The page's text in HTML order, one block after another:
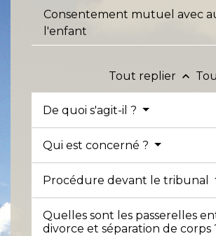
Consentement mutuel avec
l'enfant
Tout replier keyboard_arrow_up
De quoi s'agit-il ?
Qui est concerné ?
Procédure devant le tribunal
Quelles sont les passerelles
divorce et séparation de corps